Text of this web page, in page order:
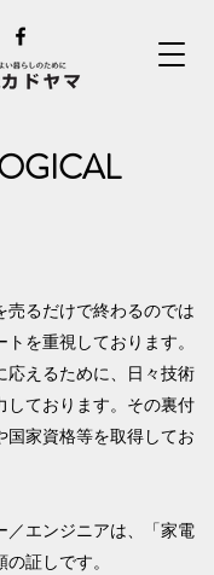
売るだけで終わるのでは
を重視しております。
応えるために、日々技術
しております。その裏付
国家資格等を取得してお
／エンジニアは、「家電
証しです。